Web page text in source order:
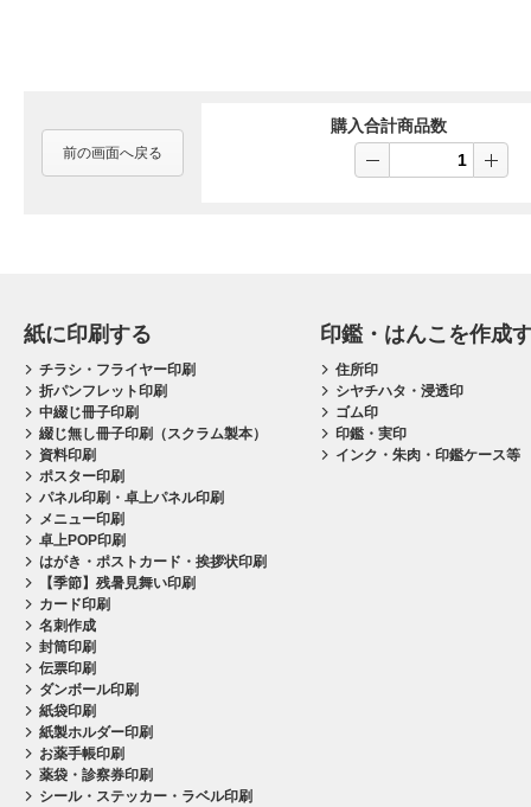
前の画面へ戻る
購入合計商品数
紙に印刷する
チラシ・フライヤー印刷
折パンフレット印刷
中綴じ冊子印刷
綴じ無し冊子印刷（スクラム製本）
資料印刷
ポスター印刷
パネル印刷・卓上パネル印刷
メニュー印刷
卓上POP印刷
はがき・ポストカード・挨拶状印刷
【季節】残暑見舞い印刷
カード印刷
名刺作成
封筒印刷
伝票印刷
ダンボール印刷
紙袋印刷
紙製ホルダー印刷
お薬手帳印刷
薬袋・診察券印刷
シール・ステッカー・ラベル印刷
印鑑・はんこを作成
住所印
シヤチハタ・浸透印
ゴム印
印鑑・実印
インク・朱肉・印鑑ケース等